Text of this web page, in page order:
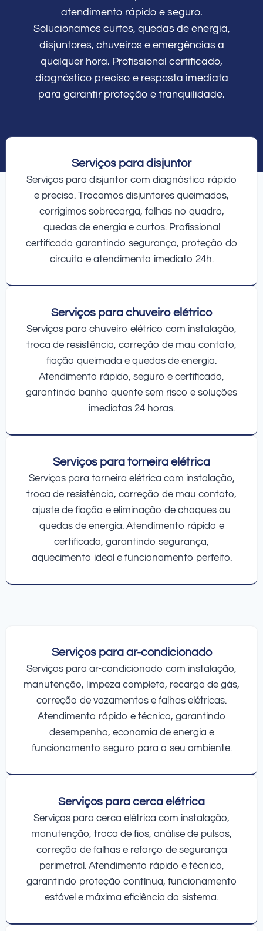
atendimento rápido e seguro.
Solucionamos curtos, quedas de energia,
disjuntores, chuveiros e emergências a
qualquer hora. Profissional certificado,
diagnóstico preciso e resposta imediata
para garantir proteção e tranquilidade.
Serviços para disjuntor
Serviços para disjuntor com diagnóstico rápido
e preciso. Trocamos disjuntores queimados,
corrigimos sobrecarga, falhas no quadro,
quedas de energia e curtos. Profissional
certificado garantindo segurança, proteção do
circuito e atendimento imediato 24h.
Serviços para chuveiro elétrico
Serviços para chuveiro elétrico com instalação,
troca de resistência, correção de mau contato,
fiação queimada e quedas de energia.
Atendimento rápido, seguro e certificado,
garantindo banho quente sem risco e soluções
imediatas 24 horas.
Serviços para torneira elétrica
Serviços para torneira elétrica com instalação,
troca de resistência, correção de mau contato,
ajuste de fiação e eliminação de choques ou
quedas de energia. Atendimento rápido e
certificado, garantindo segurança,
aquecimento ideal e funcionamento perfeito.
Serviços para ar-condicionado
Serviços para ar-condicionado com instalação,
manutenção, limpeza completa, recarga de gás,
correção de vazamentos e falhas elétricas.
Atendimento rápido e técnico, garantindo
desempenho, economia de energia e
funcionamento seguro para o seu ambiente.
Serviços para cerca elétrica
Serviços para cerca elétrica com instalação,
manutenção, troca de fios, análise de pulsos,
correção de falhas e reforço de segurança
perimetral. Atendimento rápido e técnico,
garantindo proteção contínua, funcionamento
estável e máxima eficiência do sistema.